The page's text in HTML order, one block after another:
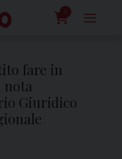
0
fare in
nota
Giuridico